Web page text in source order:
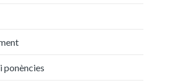
ponències